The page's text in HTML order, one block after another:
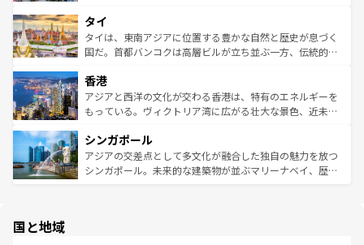
リティに包まれながら、韓国の多彩な魅力を心ゆくまで味
わってみてほしい。 なお、新着の韓国情報はコンテンツ一
覧を参照してほしい。
急速な発展と共に伝統が息づく。ハノイの古い町並みやホ
ーチミン市のフランス統治時代の建物も、独特の雰囲気を
醸し出している。また、バラエティの豊かさとおいしさで
とつ。フォーやバインミー、ベトナムコーヒーなどは、ぜ
ひ現地で味わいたい。どの地域を訪れてもあたたかい人々
が旅行者を迎えてくれるので、きっと忘れられない旅にな
参照してほしい。
タイ
タイは、東南アジアに位置する豊かな自然と歴史が息づく
国だ。首都バンコクは高層ビルが立ち並ぶ一方、伝統的な
の活気が交差している。北部ではチェンマイなどの山岳地
帯で自然と触れ合い、南部ではプーケットやクラビの美し
いビーチでリゾート気分を楽しむことができる。タイ料理
激する。気候は一年中温暖で、どの季節にも異なる楽しみ
が待っている。親しみやすいタイの人々、仏教を中心とし
た文化、そして多様な観光資源が、訪れる旅人を魅了し続
香港
アジアと西洋の文化が交わる香港は、特有のエネルギーを
もっている。ヴィクトリア湾に広がる壮大な景色、近未来
み、どこを訪れても感動するはず。観光スポットが密集し
ており、効率よく見どころを回れるのも魅力。息をのむよ
うな絶景から文化的な体験まで、香港を存分に楽しみ尽く
シンガポール
アジアの交差点として多文化が融合した独自の魅力を放つ
シンガポール。未来的な建築物が並ぶマリーナベイ、歴史
国と地域